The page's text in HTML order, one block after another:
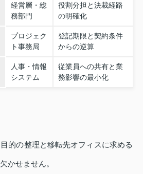
経営層・総
務部門
役割分担と決裁経路
の明確化
プロジェク
ト事務局
登記期限と契約条件
からの逆算
人事・情報
システム
従業員への共有と業
務影響の最小化
的の整理と移転先オフィスに求める
かせません。